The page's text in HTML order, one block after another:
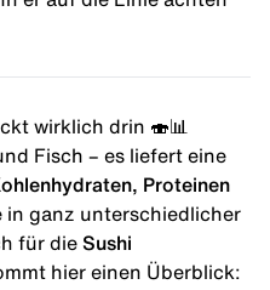
wirklich drin 🍣📊
Fisch – es liefert eine
Proteinen
in ganz unterschiedlicher
für die Sushi
hier einen Überblick: